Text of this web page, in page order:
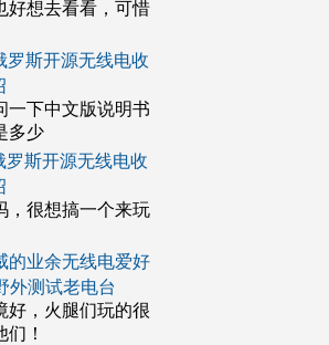
好想去看看，可惜
罗斯开源无线电收
一下中文版说明书
多少
罗斯开源无线电收
，很想搞一个来玩
的业余无线电爱好
外测试老电台
好，火腿们玩的很
！